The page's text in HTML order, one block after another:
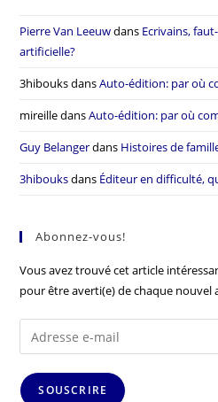
Pierre Van Leeuwdans Ecrivains,
artificielle?
3hibouksdansAuto-édition: par où
mireilledansAuto-édition: par où
Guy Belangerdans Histoires de
3hibouksdans Éditeur en difficulté,
Abonnez-vous!
Vous avez trouvé cet article
pour être averti(e) de chaque nouvel
SOUSCRIRE